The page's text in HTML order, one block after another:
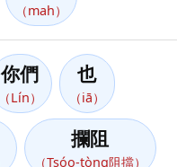
（mah）
你們
（Lín）
也
（iā）
攔阻
（Tsóo-tòng阻擋）